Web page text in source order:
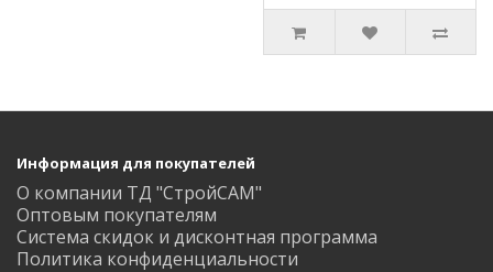
Информация для покупателей
О компании ТД "СтройСАМ"
Оптовым покупателям
Система скидок и дисконтная программа
Политика конфиденциальности